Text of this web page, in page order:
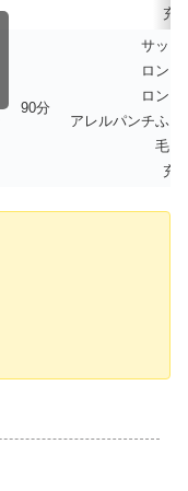
充
90分
サッシ
ロング
ロング
アレルパンチふ
毛ブ
充